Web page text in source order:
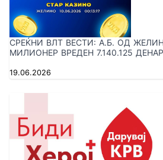
СРЕЌНИ ВЛТ ВЕСТИ: A.Б. ОД
МИЛИОНЕР ВРЕДЕН 7.140.125
19.06.2026